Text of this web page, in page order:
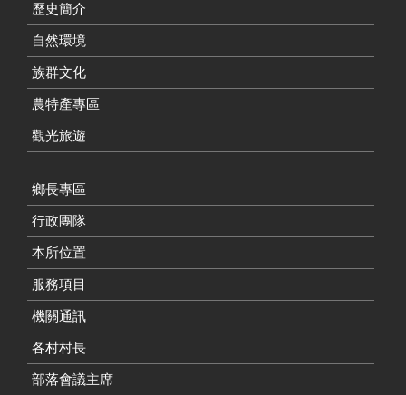
歷史簡介
自然環境
族群文化
農特產專區
觀光旅遊
鄉長專區
行政團隊
本所位置
服務項目
機關通訊
各村村長
部落會議主席